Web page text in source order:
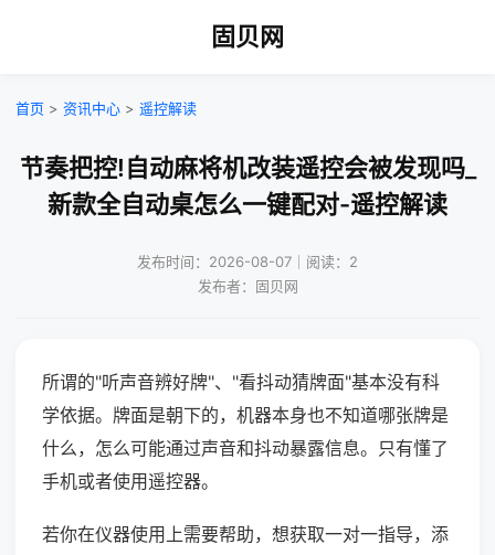
固贝网
首页 > 资讯中心 > 遥控解读
节奏把控!自动麻将机改装遥控会被发现吗_
新款全自动桌怎么一键配对-遥控解读
发布时间：2026-08-07｜阅读：2
发布者：固贝网
所谓的"听声音辨好牌"、"看抖动猜牌面"基本没有科
学依据。牌面是朝下的，机器本身也不知道哪张牌是
什么，怎么可能通过声音和抖动暴露信息。只有懂了
手机或者使用遥控器。
若你在仪器使用上需要帮助，想获取一对一指导，添